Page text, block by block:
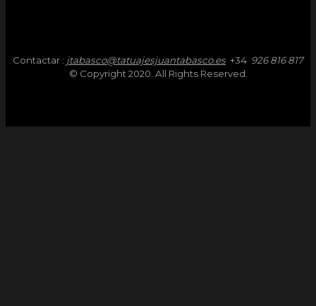
Contactar : jtabasco@tatuajesjuantabasco.es+34 926 816 817
© Copyright 2020. All Rights Reserved.